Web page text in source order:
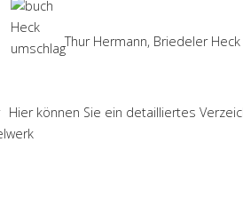
Thur Hermann, Briedeler
Hier können Sie ein detailliertes